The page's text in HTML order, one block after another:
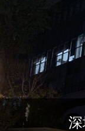
深圳市